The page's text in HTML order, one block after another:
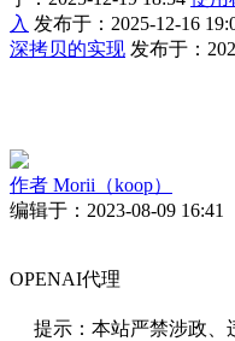
入 发布于：2025-12-16
深拷贝的实现 发布于：
作者 Morii（koop）
编辑于：2023-08-09 16:41
OPENAI代理
提示：本站严禁涉政、